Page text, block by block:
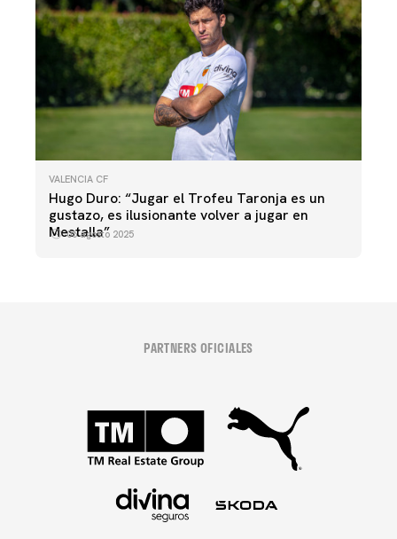
VALENCIA CF
Hugo Duro: “Jugar el Trofeu Taronja es un
gustazo, es ilusionante volver a jugar en
Mestalla”
06 agosto 2025
PARTNERS OFICIALES